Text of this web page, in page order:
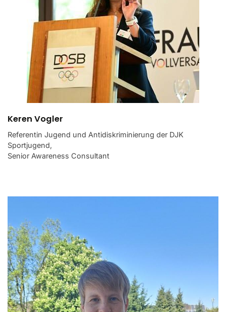
Keren Vogler
Referentin Jugend und Antidiskriminierung der DJK
Sportjugend,
Senior Awareness Consultant